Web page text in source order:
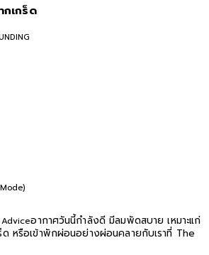
เกร็ด
อากาศวันนี้กำลังดี มีลมพัดสบาย เหมาะแก่
ด หรือเข้าพักผ่อนอย่างผ่อนคลายกับเราที่ The